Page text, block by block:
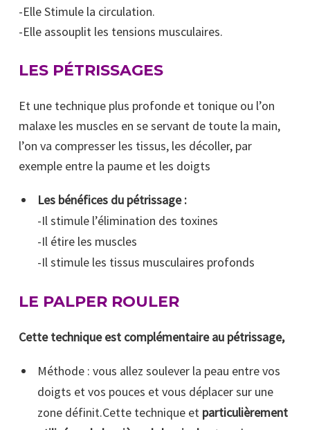
-Elle Stimule la circulation.
-Elle assouplit les tensions musculaires.
LES PÉTRISSAGES
Et une technique plus profonde et tonique ou l’on
malaxe les muscles en se servant de toute la main,
l’on va compresser les tissus, les décoller, par
exemple entre la paume et les doigts
Les bénéfices du pétrissage :
-Il stimule l’élimination des toxines
-Il étire les muscles
-Il stimule les tissus musculaires profonds
LE PALPER ROULER
Cette technique est complémentaire au pétrissage,
Méthode : vous allez soulever la peau entre vos
doigts et vos pouces et vous déplacer sur une
zone définit.Cette technique et particulièrement